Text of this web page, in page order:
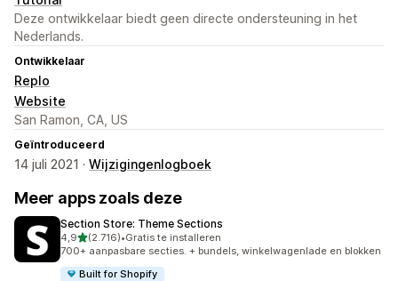
Deze ontwikkelaar biedt geen directe ondersteuning in het
Nederlands.
Ontwikkelaar
Replo
Website
San Ramon, CA, US
Geïntroduceerd
14 juli 2021 · Wijzigingenlogboek
Meer apps zoals deze
Section Store: Theme Sections
4,9van 5 sterren
(2.716)
2716 recensies in totaal
•Gratis te installeren
700+ aanpasbare secties. + bundels, winkelwagenlade en blokken
Built for Shopify